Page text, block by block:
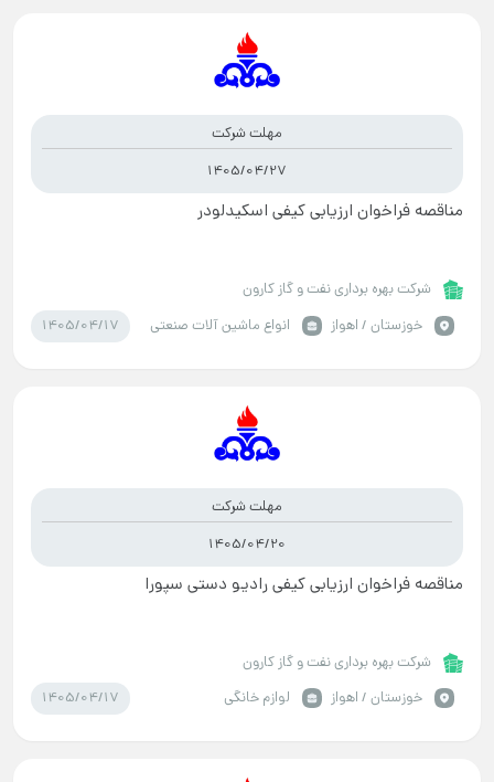
مهلت شرکت
1405/04/27
مناقصه فراخوان ارزیابی کیفی اسکیدلودر
شرکت بهره برداری نفت و گاز کارون
خوزستان / اهواز
انواع ماشین آلات صنعتی 1405/04/17
مهلت شرکت
1405/04/20
مناقصه فراخوان ارزیابی کیفی رادیو دستی سپورا
شرکت بهره برداری نفت و گاز کارون
خوزستان / اهواز
لوازم خانگی 1405/04/17